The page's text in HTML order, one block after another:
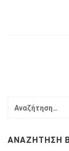
ΑΝΑΖΉΤΗΣΗ